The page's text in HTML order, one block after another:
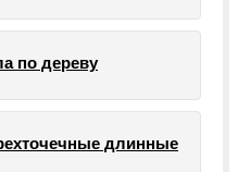
по дереву
длинные